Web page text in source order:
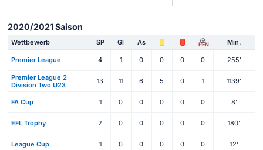
2020/2021 Saison
Wettbewerb SP Gl As PEN Min.
Premier League 4 1 0 0 0 0 255'
Premier League 2
Division Two U23
13 11 6 5 0 1 1139'
FA Cup 1 0 0 0 0 0 8'
EFL Trophy 2 0 0 0 0 0 180'
League Cup 1 0 0 0 0 0 12'